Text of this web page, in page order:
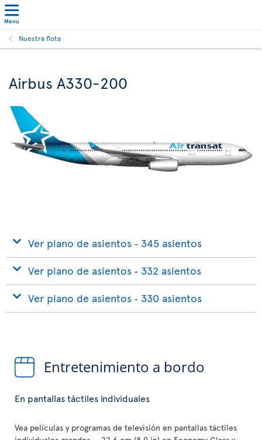
Menu
Nuestra flota
Airbus A330-200
Ver plano de asientos ‐ 345 asientos
Ver plano de asientos ‐ 332 asientos
Ver plano de asientos ‐ 330 asientos
Entretenimiento a bordo
En pantallas táctiles individuales
Vea películas y programas de televisión en pantallas táctiles